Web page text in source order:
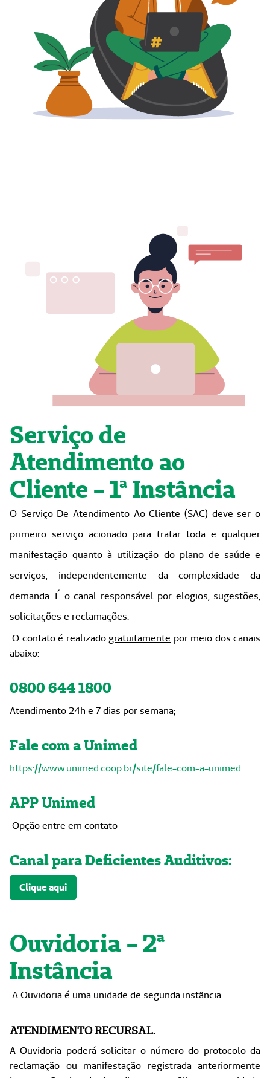
Serviço de
Atendimento ao
Cliente - 1ª Instância
O Serviço De Atendimento Ao Cliente (SAC) deve ser o
primeiro serviço acionado para tratar toda e qualquer
manifestação quanto à utilização do plano de saúde e
serviços, independentemente da complexidade da
demanda. É o canal responsável por elogios, sugestões,
solicitações e reclamações.
O contato é realizado gratuitamente por meio dos canais
abaixo:
0800 644 1800
Atendimento 24h e 7 dias por semana;
Fale com a Unimed
https://www.unimed.coop.br/site/fale-com-a-unimed
APP Unimed
Opção entre em contato
Canal para Deficientes Auditivos:
Clique aqui
Ouvidoria - 2ª
Instância
A Ouvidoria é uma unidade de segunda instância.
ATENDIMENTO RECURSAL.
A Ouvidoria poderá solicitar o número do protocolo da
reclamação ou manifestação registrada anteriormente